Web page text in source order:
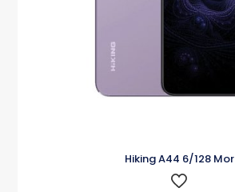
Hiking A44 6/128 Mor